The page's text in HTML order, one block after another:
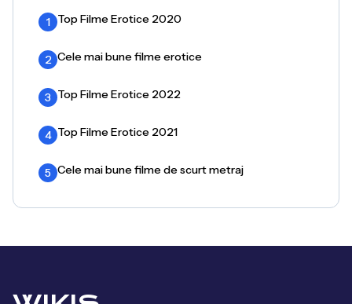
1 Top Filme Erotice 2020
2 Cele mai bune filme erotice
3 Top Filme Erotice 2022
4 Top Filme Erotice 2021
5 Cele mai bune filme de scurt metraj